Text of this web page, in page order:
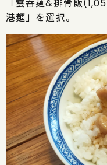
「雲呑麺&排骨飯
港麺」を選択。